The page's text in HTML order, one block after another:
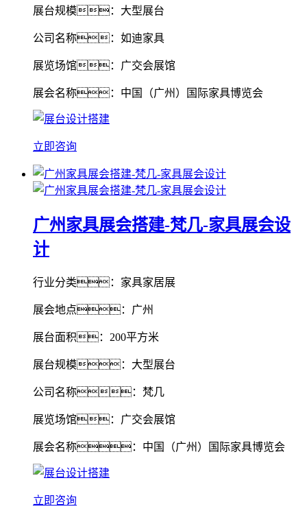
展台规模：大型展台
公司名称：如迪家具
展览场馆：广交会展馆
展会名称：中国（广州）国际家具博览会
立即咨询
广州家具展会搭建-梵几-家具展会设
计
行业分类：家具家居展
展会地点：广州
展台面积：200平方米
展台规模：大型展台
公司名称：梵几
展览场馆：广交会展馆
展会名称：中国（广州）国际家具博览会
立即咨询